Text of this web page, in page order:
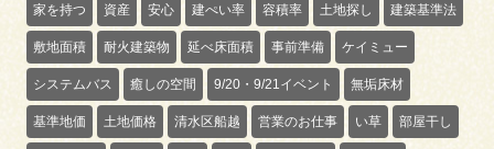
家を持つ 資産 安心 建ぺい率 容積率 土地探し 建築基準法
敷地面積 耐火建築物 延べ床面積 事前準備 ケイミュー
システムバス 癒しの空間 9/20・9/21イベント 無垢床材
基準地価 土地価格 清水区船越 営業のお仕事 い草 部屋干し